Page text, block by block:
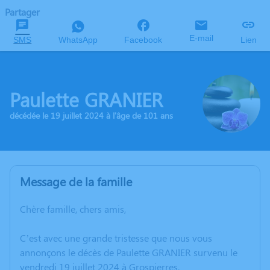
Partager
SMS WhatsApp Facebook E-mail Lien
Paulette GRANIER
décédée le 19 juillet 2024 à l'âge de 101 ans
Message de la famille
Chère famille, chers amis,
C’est avec une grande tristesse que nous vous
annonçons le décès de Paulette GRANIER survenu le
vendredi 19 juillet 2024 à Grospierres.